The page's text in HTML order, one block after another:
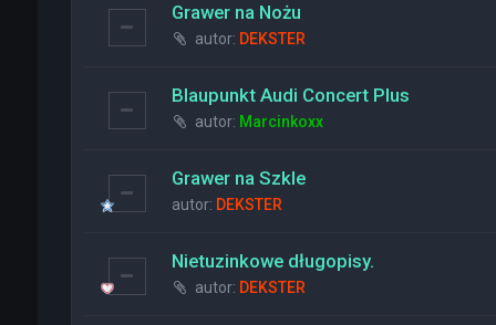
Grawer na Nożu
autor: DEKSTER
Blaupunkt Audi Concert Plus
autor: Marcinkoxx
Grawer na Szkle
autor: DEKSTER
Nietuzinkowe długopisy.
autor: DEKSTER